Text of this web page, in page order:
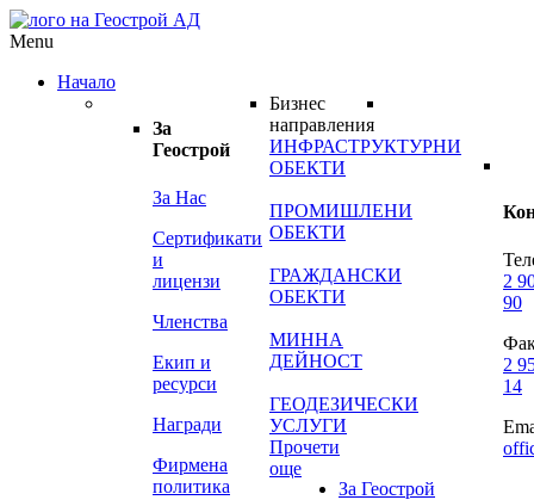
Menu
Начало
За
Геострой
За Нас
Сертификати
и
лицензи
Членства
Екип и
ресурси
Награди
Фирмена
политика
Бизнес
направления
ИНФРАСТРУКТУРНИ
ОБЕКТИ
ПРОМИШЛЕНИ
ОБЕКТИ
ГРАЖДАНСКИ
ОБЕКТИ
МИННА
ДЕЙНОСТ
ГЕОДЕЗИЧЕСКИ
УСЛУГИ
Прочети
още
2
90
2
14
За Геострой